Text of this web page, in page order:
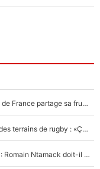
Mis de côté par Fabien Galthié, un joueur du XV de France partage sa frustration : «ils ne me l’ont pas dit tout de suite»
La raison d'être de Matthieu Jalibert en dehors des terrains de rugby : «Ça m'atteint autant que si tu touches à un membre de ma famille»
XV de France - Matthieu Jalibert a tout changé : Romain Ntamack doit-il s’inquiéter pour sa place à un an de la Coupe du monde ?